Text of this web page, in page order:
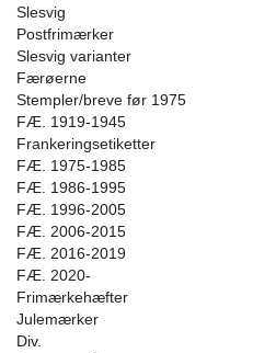
Slesvig
Postfrimærker
Slesvig varianter
Færøerne
Stempler/breve før 1975
FÆ. 1919-1945
Frankeringsetiketter
FÆ. 1975-1985
FÆ. 1986-1995
FÆ. 1996-2005
FÆ. 2006-2015
FÆ. 2016-2019
FÆ. 2020-
Frimærkehæfter
Julemærker
Div.